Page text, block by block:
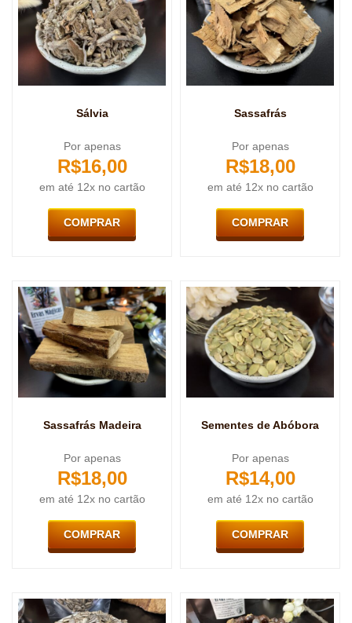
Sálvia
Por apenas
R$16,00
em até 12x no cartão
COMPRAR
Sassafrás
Por apenas
R$18,00
em até 12x no cartão
COMPRAR
Sassafrás Madeira
Por apenas
R$18,00
em até 12x no cartão
COMPRAR
Sementes de Abóbora
Por apenas
R$14,00
em até 12x no cartão
COMPRAR